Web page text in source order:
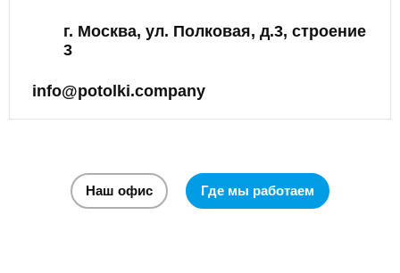
г. Москва, ул. Полковая, д.3, строение
3
info@potolki.company
Наш офис Где мы работаем